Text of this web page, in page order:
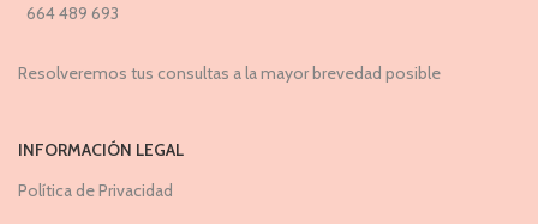
664 489 693
Resolveremos tus consultas a la mayor brevedad posible
INFORMACIÓN LEGAL
Política de Privacidad